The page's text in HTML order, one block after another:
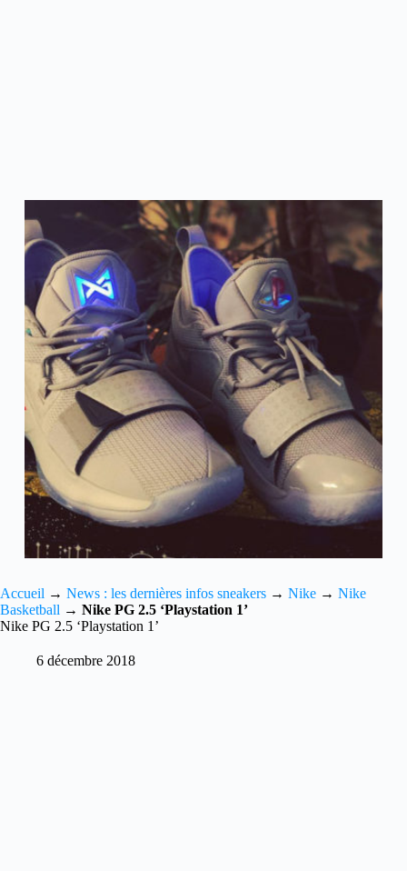
Accueil → News : les dernières infos sneakers → Nike → Nike
Basketball → Nike PG 2.5 ‘Playstation 1’
Nike PG 2.5 ‘Playstation 1’
6 décembre 2018